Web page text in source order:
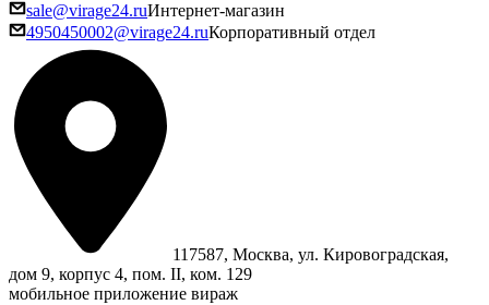
sale@virage24.ruИнтернет-магазин
4950450002@virage24.ruКорпоративный отдел
117587, Москва, ул. Кировоградская,
дом 9, корпус 4, пом. II, ком. 129
мобильное приложение вираж